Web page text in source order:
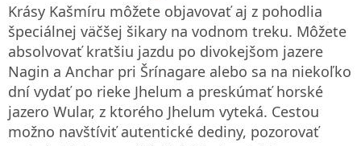
Krásy Kašmíru môžete objavovať aj z pohodlia
špeciálnej väčšej šikary na vodnom treku. Môžete
absolvovať kratšiu jazdu po divokejšom jazere
Nagin a Anchar pri Šrínagare alebo sa na niekoľko
dní vydať po rieke Jhelum a preskúmať horské
jazero Wular, z ktorého Jhelum vyteká. Cestou
možno navštíviť autentické dediny, pozorovať